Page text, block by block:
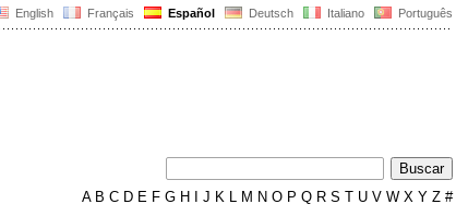
English Français Español Deutsch Italiano Português
AB C D E F G H J K L M N O P Q R S T U V W X Y Z #